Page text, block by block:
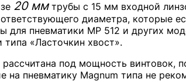
20 ммтрубы с 15 мм входной
диаметра, которые
для пневматики МР 512 и других
«Ласточкин хвост».
под мощность винтовок,
на пневматику Magnum типа не